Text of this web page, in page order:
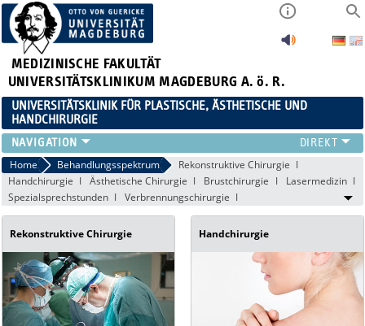
MEDIZINISCHE FAKULTÄT
UNIVERSITÄTSKLINIKUM MAGDEBURG A. ö. R.
UNIVERSITÄTSKLINIK FÜR PLASTISCHE, ÄSTHETISCHE UND
HANDCHIRURGIE
KLINIK
BEHANDLUNGSSPEKTRUM
FORSCHUNG
Home Behandlungsspektrum
Rekonstruktive Chirurgie
Handchirurgie
Ästhetische Chirurgie Brustchirurgie
Lasermedizin
Spezialsprechstunden
Verbrennungschirurgie
Rekonstruktive Chirurgie Handchirurgie